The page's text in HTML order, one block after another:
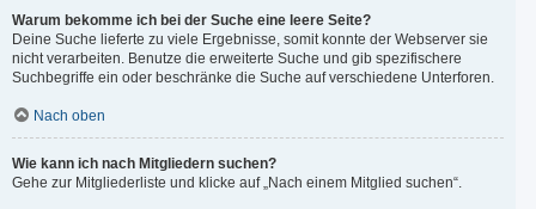
Warum bekomme ich bei der Suche eine leere Seite?
Deine Suche lieferte zu viele Ergebnisse, somit konnte der Webserver sie
nicht verarbeiten. Benutze die erweiterte Suche und gib spezifischere
Suchbegriffe ein oder beschränke die Suche auf verschiedene Unterforen.
Nach oben
Wie kann ich nach Mitgliedern suchen?
Gehe zur Mitgliederliste und klicke auf „Nach einem Mitglied suchen“.